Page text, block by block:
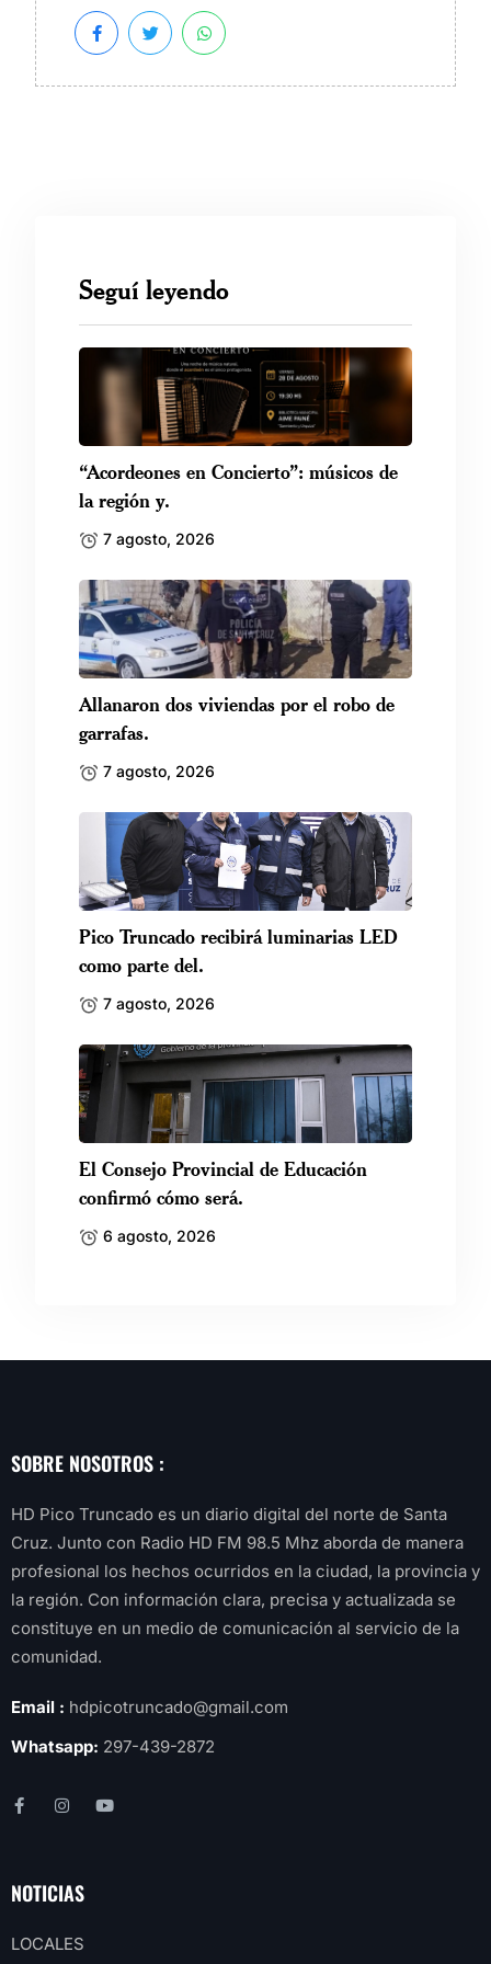
Seguí leyendo
“Acordeones en Concierto”: músicos de
la región y.
7 agosto, 2026
Allanaron dos viviendas por el robo de
garrafas.
7 agosto, 2026
Pico Truncado recibirá luminarias LED
como parte del.
7 agosto, 2026
El Consejo Provincial de Educación
confirmó cómo será.
6 agosto, 2026
SOBRE NOSOTROS :
HD Pico Truncado es un diario digital del norte de Santa
Cruz. Junto con Radio HD FM 98.5 Mhz aborda de manera
profesional los hechos ocurridos en la ciudad, la provincia y
la región. Con información clara, precisa y actualizada se
constituye en un medio de comunicación al servicio de la
comunidad.
Email : hdpicotruncado@gmail.com
Whatsapp: 297-439-2872
NOTICIAS
LOCALES